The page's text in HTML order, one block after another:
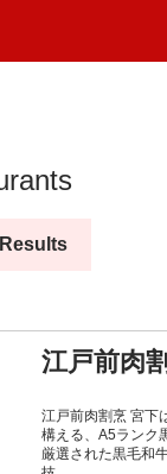
江戸前肉
江戸前肉割烹 宮下
構える、A5ランク
厳選された黒毛和